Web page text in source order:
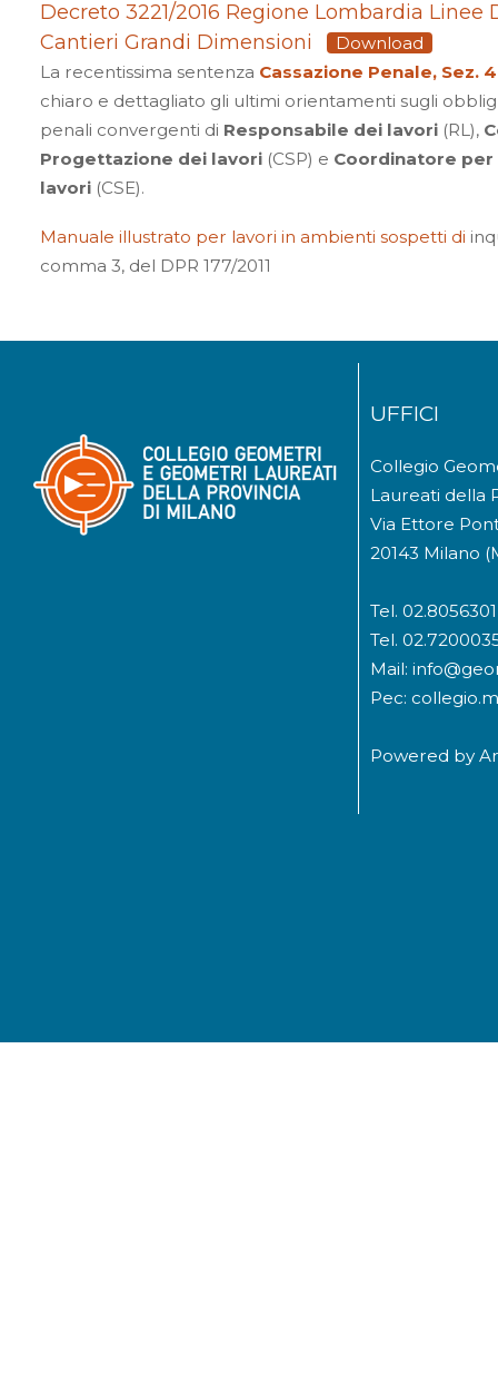
Decreto 3221/2016 Regione Lombardia
Cantieri Grandi Dimensioni
Download
La recentissima sentenza Cassazione Penale, Sez.
chiaro e dettagliato gli ultimi orientamenti sugli
penali convergenti di Responsabile dei lavori (RL),
Progettazione dei lavori (CSP) e Coordinatore per
lavori (CSE).
Manuale illustrato per lavori in ambienti sospetti di
comma 3, del DPR 177/2011
UFFICI
Collegio
Laureati della
Via Ettore
20143 Milano
Tel. 02.8056301
Tel.
Mail:
Pec:
Powered by